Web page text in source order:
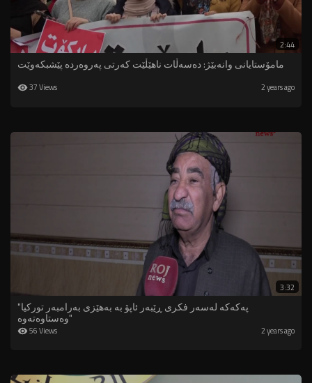
2:44
مامۆستایانی وانەبێژ: دەسەڵات ناهێڵێت کەرتی پەروەردە پێشبکەوێت
37 Views 2 years ago
3:32
"پەکەکە لەسەر فکری ڕێبەر ئاپۆ بە بەهێزی بەرامبەر تورکیا
وەستاوەتەوە"
56 Views 2 years ago